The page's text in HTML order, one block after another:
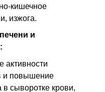
кишечное
изжога.
и
активности
и повышение
в сыворотке крови,